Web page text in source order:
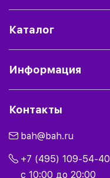
Каталог
Информация
Контакты
bah@bah.ru
+7 (495) 109-54-40
с 10:00 до 20:00